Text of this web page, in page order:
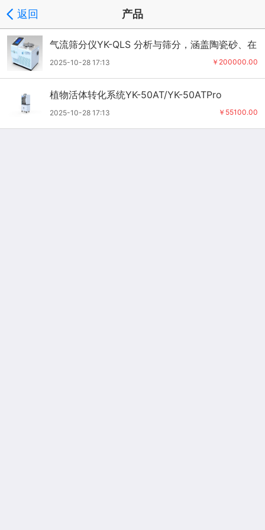
返回 产品
气流筛分仪YK-QLS 分析与筛分，涵盖陶瓷砂、在
筛分细小颗粒、剔除团聚颗粒
￥200000.00
2025-10-28 17:13
植物活体转化系统YK-50AT/YK-50ATPro
￥55100.00
2025-10-28 17:13